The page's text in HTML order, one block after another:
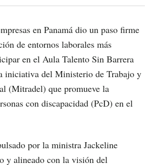
en Panamá dio un paso firme
de entornos laborales más
en el Aula Talento Sin Barrera
iniciativa del Ministerio de Trabajo y
(Mitradel) que promueve la
con discapacidad (PcD) en el
por la ministra Jackeline
y alineado con la visión del